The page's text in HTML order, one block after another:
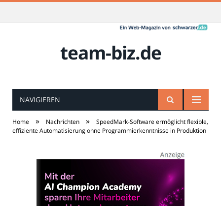
team-biz.de
NAVIGIEREN
Home » Nachrichten »
SpeedMark-Software ermöglicht flexible,
effiziente Automatisierung ohne Programmierkenntnisse in Produktion